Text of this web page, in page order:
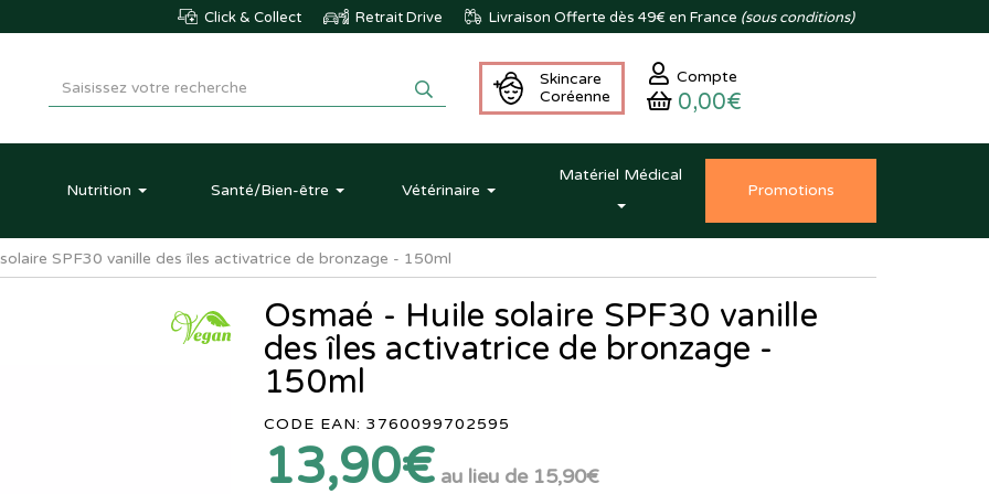
Click & Collect Retrait Drive Livraison Offerte dès 49€ en France (sous conditions)
Skincare
Coréenne
Compte
0,00€
Nutrition Santé/Bien-être Vétérinaire
Matériel Médical
Promotions
SPF30 vanille des îles activatrice de bronzage - 150ml
Osmaé - Huile solaire SPF30 vanille
des îles activatrice de bronzage -
150ml
CODE EAN: 3760099702595
13,90€ au lieu de 15,90€